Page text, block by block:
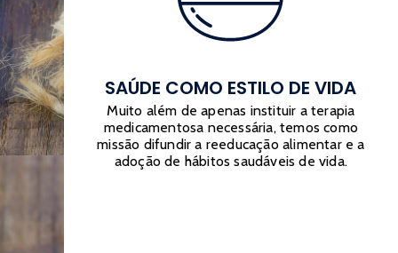
SAÚDE COMO ESTILO DE VIDA
Muito além de apenas instituir a terapia
medicamentosa necessária, temos como
missão difundir a reeducação alimentar e a
adoção de hábitos saudáveis de vida.